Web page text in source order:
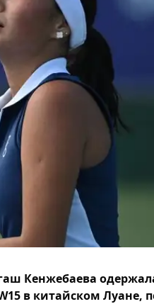
Кенжебаева
в китайском Луане,